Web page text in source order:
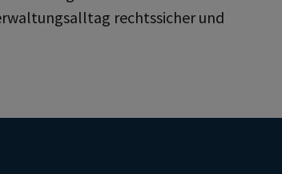
rechtssicher und